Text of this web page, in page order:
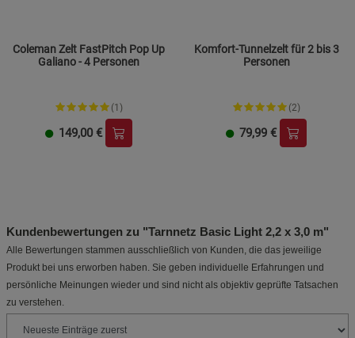
Coleman Zelt FastPitch Pop Up
Galiano - 4 Personen
(1)
149,00 €
Komfort-Tunnelzelt für 2 bis 3
Personen
(2)
79,99 €
Kundenbewertungen zu "Tarnnetz Basic Light 2,2 x 3,0 m"
Alle Bewertungen stammen ausschließlich von Kunden, die das jeweilige
Produkt bei uns erworben haben. Sie geben individuelle Erfahrungen und
persönliche Meinungen wieder und sind nicht als objektiv geprüfte Tatsachen
zu verstehen.